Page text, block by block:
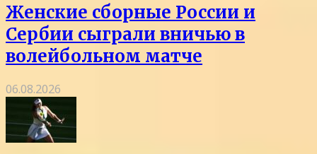
Женские сборные России и
Сербии сыграли вничью в
волейбольном матче
06.08.2026